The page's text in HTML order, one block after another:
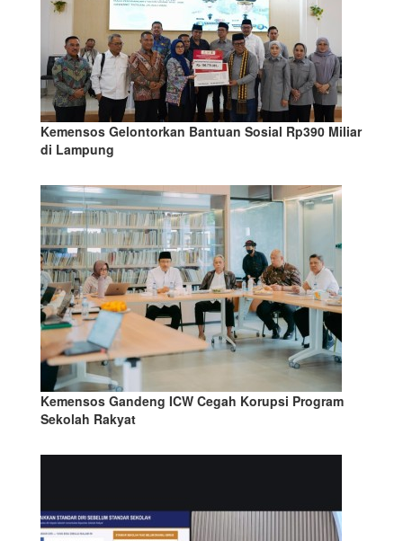
Kemensos Gelontorkan Bantuan Sosial Rp390 Miliar
di Lampung
Kemensos Gandeng ICW Cegah Korupsi Program
Sekolah Rakyat